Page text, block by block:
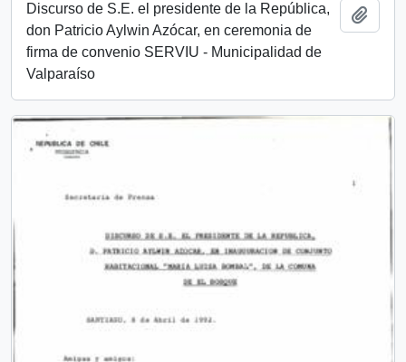
Discurso de S.E. el presidente de la República,
don Patricio Aylwin Azócar, en ceremonia de
firma de convenio SERVIU - Municipalidad de
Valparaíso